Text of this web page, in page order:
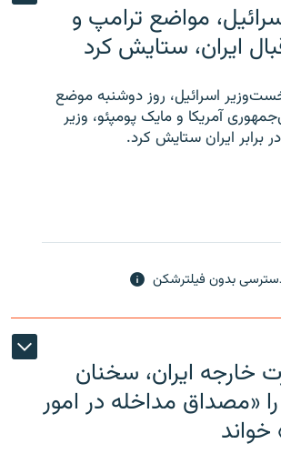
مواضع ترامپ و
ایران، ستایش کرد
اسرائیل، روز دوشنبه موضع
آمریکا و مایک پومپئو، وزیر
برابر ایران ستایش کرد.
بدون فیلترشکن
خارجه ایران، سخنان
«مصداق مداخله در امور